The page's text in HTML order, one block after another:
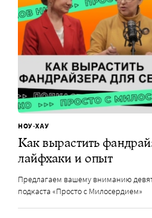
НОУ-ХАУ
Как вырастить
лайфхаки и опыт
Предлагаем вашему вниманию
подкаста «Просто с Милосердием»